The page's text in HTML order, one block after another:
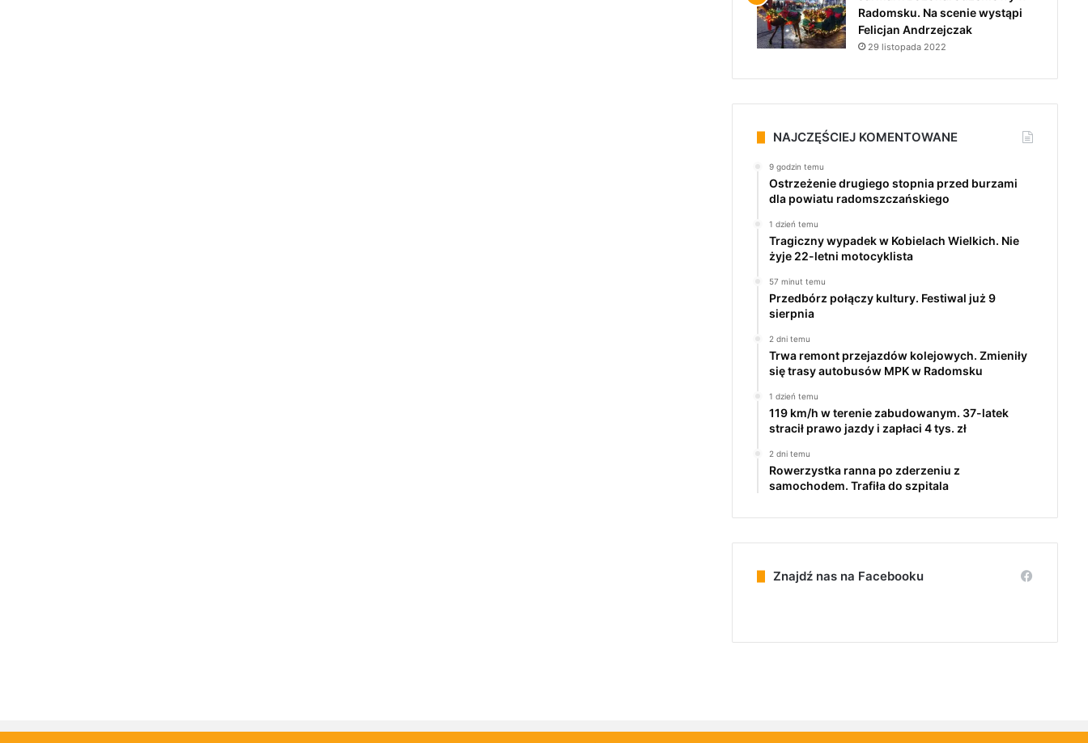
Radomsku. Na scenie wystąpi
Felicjan Andrzejczak
29 listopada 2022
NAJCZĘŚCIEJ KOMENTOWANE
9 godzin temu
Ostrzeżenie drugiego stopnia przed burzami
dla powiatu radomszczańskiego
1 dzień temu
Tragiczny wypadek w Kobielach Wielkich. Nie
żyje 22-letni motocyklista
57 minut temu
Przedbórz połączy kultury. Festiwal już 9
sierpnia
2 dni temu
Trwa remont przejazdów kolejowych. Zmieniły
się trasy autobusów MPK w Radomsku
1 dzień temu
119 km/h w terenie zabudowanym. 37-latek
stracił prawo jazdy i zapłaci 4 tys. zł
2 dni temu
Rowerzystka ranna po zderzeniu z
samochodem. Trafiła do szpitala
Znajdź nas na Facebooku